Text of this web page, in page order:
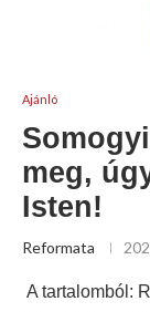
Ajánló
meg,
Isten!
Reformata
A tartalomból: